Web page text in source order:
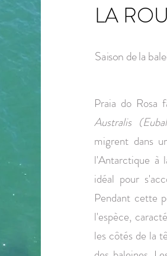
LA
Saison de la
Praia do Rosa
Australis
migrent dans
l'Antarctique à
idéal pour
Pendant cette
l'espèce,
les côtés de la